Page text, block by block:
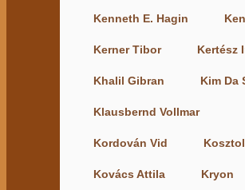
Kenneth E. Hagin
Kerner Tibor Kertész
Khalil Gibran Kim Da
Klausbernd Vollmar
Kordován Vid
Kovács Attila Kryon